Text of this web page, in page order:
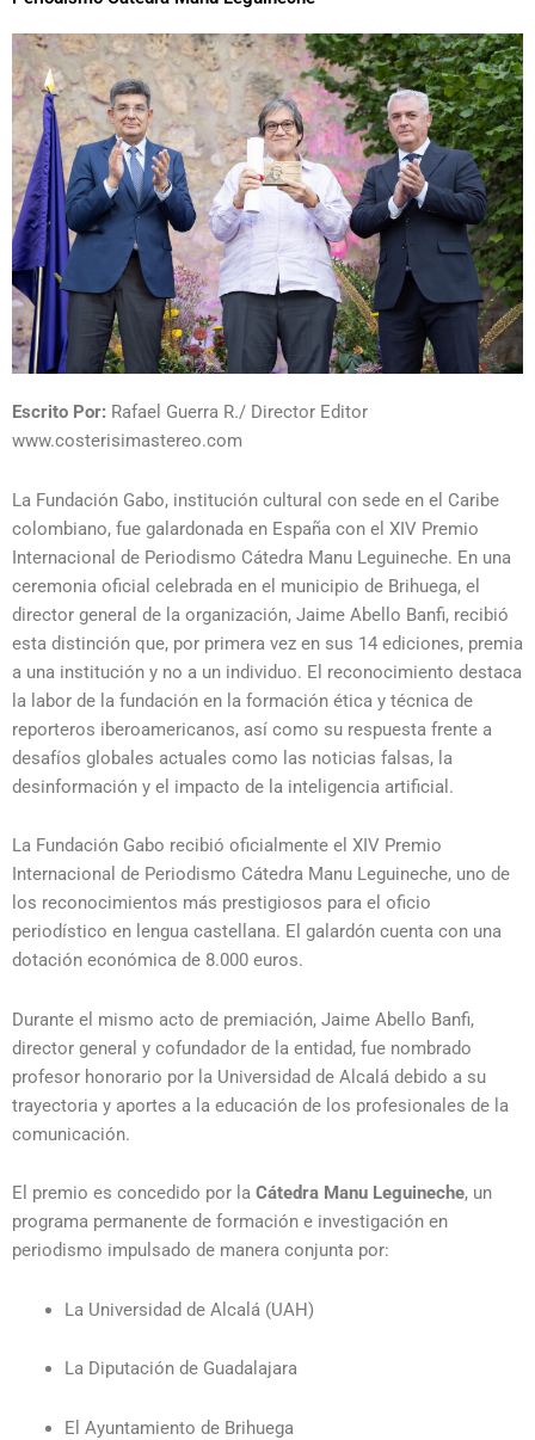
Escrito Por: Rafael Guerra R./ Director Editor
www.costerisimastereo.com
La Fundación Gabo, institución cultural con sede en el Caribe
colombiano, fue galardonada en España con el XIV Premio
Internacional de Periodismo Cátedra Manu Leguineche. En una
ceremonia oficial celebrada en el municipio de Brihuega, el
director general de la organización, Jaime Abello Banfi, recibió
esta distinción que, por primera vez en sus 14 ediciones, premia
a una institución y no a un individuo. El reconocimiento destaca
la labor de la fundación en la formación ética y técnica de
reporteros iberoamericanos, así como su respuesta frente a
desafíos globales actuales como las noticias falsas, la
desinformación y el impacto de la inteligencia artificial.
La Fundación Gabo recibió oficialmente el XIV Premio
Internacional de Periodismo Cátedra Manu Leguineche, uno de
los reconocimientos más prestigiosos para el oficio
periodístico en lengua castellana. El galardón cuenta con una
dotación económica de 8.000 euros.
Durante el mismo acto de premiación, Jaime Abello Banfi,
director general y cofundador de la entidad, fue nombrado
profesor honorario por la Universidad de Alcalá debido a su
trayectoria y aportes a la educación de los profesionales de la
comunicación.
El premio es concedido por la Cátedra Manu Leguineche, un
programa permanente de formación e investigación en
periodismo impulsado de manera conjunta por:
La Universidad de Alcalá (UAH)
La Diputación de Guadalajara
El Ayuntamiento de Brihuega